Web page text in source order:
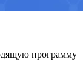
программу